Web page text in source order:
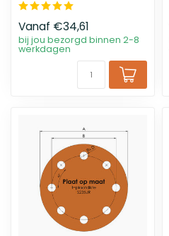
Vanaf €34,61
bij jou bezorgd binnen 2-8
werkdagen